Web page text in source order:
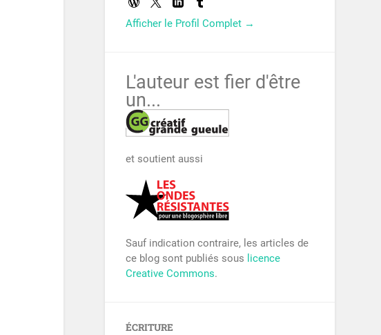
Afficher le Profil Complet →
L'auteur est fier d'être
un...
et soutient aussi
Sauf indication contraire, les articles de
ce blog sont publiés sous licence
Creative Commons.
ÉCRITURE